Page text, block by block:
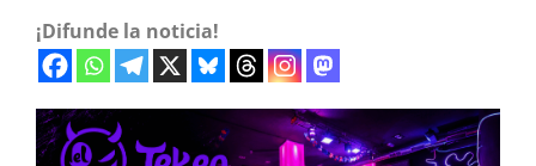
¡Difunde la noticia!